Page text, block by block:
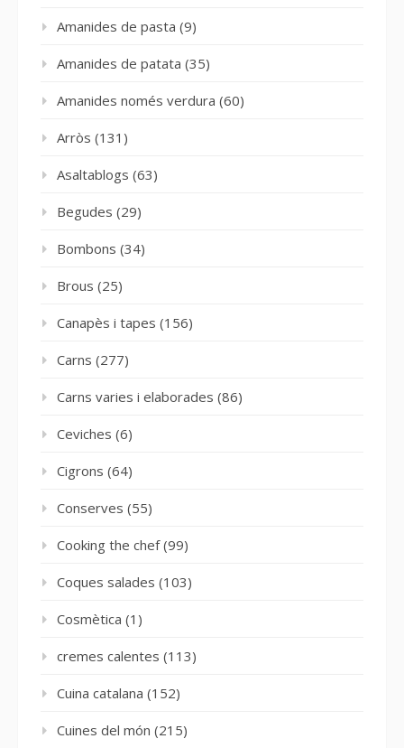
Amanides de pasta (9)
Amanides de patata (35)
Amanides només verdura (60)
Arròs (131)
Asaltablogs (63)
Begudes (29)
Bombons (34)
Brous (25)
Canapès i tapes (156)
Carns (277)
Carns varies i elaborades (86)
Ceviches (6)
Cigrons (64)
Conserves (55)
Cooking the chef(99)
Coques salades (103)
Cosmètica (1)
cremes calentes (113)
Cuina catalana (152)
Cuines del món (215)